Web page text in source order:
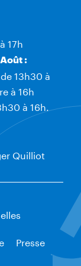
17h
:
13h30 à
à 16h
à 16h.
Quilliot
Presse